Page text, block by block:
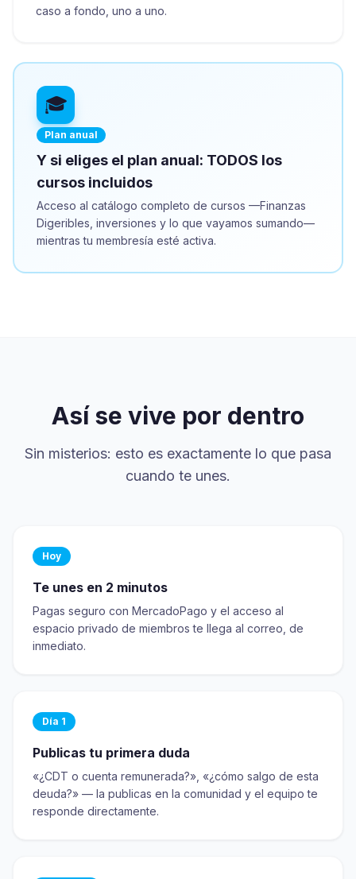
caso a fondo, uno a uno.
🎓
Plan anual
Y si eliges el plan anual: TODOS los
cursos incluidos
Acceso al catálogo completo de cursos —Finanzas
Digeribles, inversiones y lo que vayamos sumando—
mientras tu membresía esté activa.
Así se vive por dentro
Sin misterios: esto es exactamente lo que pasa
cuando te unes.
Hoy
Te unes en 2 minutos
Pagas seguro con MercadoPago y el acceso al
espacio privado de miembros te llega al correo, de
inmediato.
Día 1
Publicas tu primera duda
«¿CDT o cuenta remunerada?», «¿cómo salgo de esta
deuda?» — la publicas en la comunidad y el equipo te
responde directamente.